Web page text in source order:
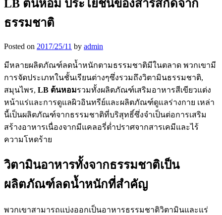
LB ต้นหอม ประโยชน์ของสารสกัดจาก
ธรรมชาติ
Posted on 2017/25/11 by admin
มีหลายผลิตภัณฑ์ลดน้ำหนักตามธรรมชาติมีในตลาด พวกเขามี
การจัดประเภทในชั้นเรียนต่างๆซึ่งรวมถึงวิตามินธรรมชาติ,
สมุนไพร, LB ต้นหอมรวมทั้งผลิตภัณฑ์เสริมอาหารสีเขียวแต่ง
หน้าแร่และการดูแลผิวอินทรีย์และผลิตภัณฑ์ดูแลร่างกาย เหล่า
นี้เป็นผลิตภัณฑ์จากธรรมชาติที่บริสุทธิ์ซึ่งจำเป็นต่อการเสริม
สร้างอาหารเนื่องจากมีแคลอรี่ต่ำปราศจากสารเคมีและไร้
ความโหดร้าย
วิตามินอาหารทั้งจากธรรมชาติเป็น
ผลิตภัณฑ์ลดน้ำหนักที่สำคัญ
พวกเขาสามารถแบ่งออกเป็นอาหารธรรมชาติวิตามินและแร่